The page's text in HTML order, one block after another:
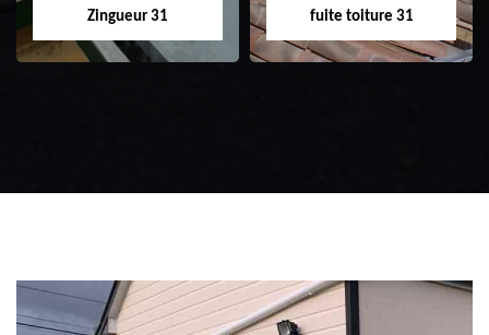
Zingueur 31
fuite toiture 31